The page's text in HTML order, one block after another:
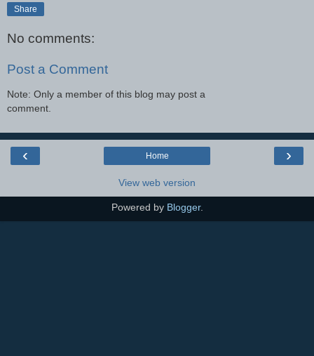
Share
No comments:
Post a Comment
Note: Only a member of this blog may post a
comment.
‹ ›
Home
View web version
Powered by Blogger.